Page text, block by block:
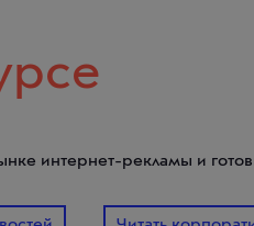
интернет-рекламы и